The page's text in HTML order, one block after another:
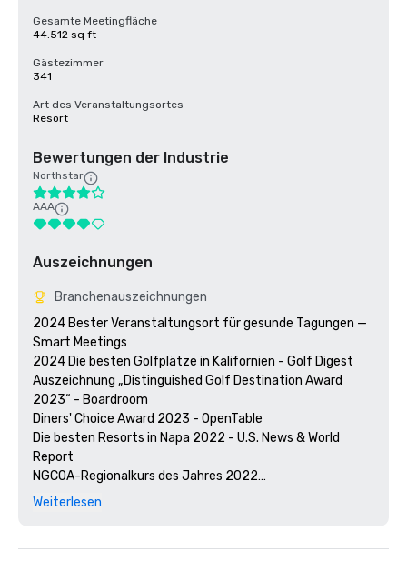
Gesamte Meetingfläche
44.512 sq ft
Gästezimmer
341
Art des Veranstaltungsortes
Resort
Bewertungen der Industrie
Northstar
AAA
Auszeichnungen
Branchenauszeichnungen
2024 Bester Veranstaltungsort für gesunde Tagungen —
Smart Meetings
2024 Die besten Golfplätze in Kalifornien - Golf Digest
Auszeichnung „Distinguished Golf Destination Award
2023“ - Boardroom
Diners' Choice Award 2023 - OpenTable
Die besten Resorts in Napa 2022 - U.S. News & World
Report
NGCOA-Regionalkurs des Jahres 2022
Gewinner des Travelers' Choice Award 2021 - Tripadvisor
Travelers' Choice Award 2020 - Tripadvisor
Weiterlesen